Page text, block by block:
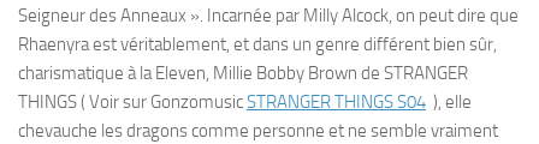
Seigneur des Anneaux ». Incarnée par Milly Alcock, on peut dire que
Rhaenyra est véritablement, et dans un genre différent bien sûr,
charismatique à la Eleven, Millie Bobby Brown de STRANGER
THINGS ( Voir sur GonzomusicSTRANGER THINGS S04 ), elle
chevauche les dragons comme personne et ne semble vraiment